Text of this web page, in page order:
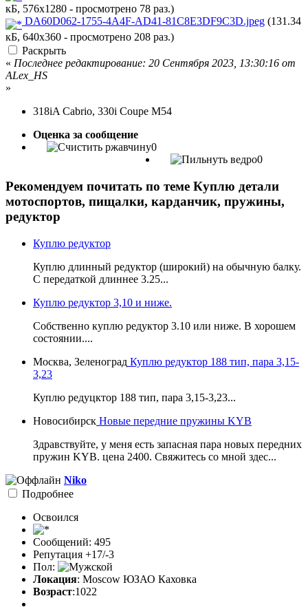
кБ, 576x1280 - просмотрено 78 раз.)
DA60D062-1755-4A4F-AD41-81C8E3DF9C3D.jpeg (131.34
кБ, 640x360 - просмотрено 208 раз.)
Раскрыть
« Последнее редактирование: 20 Сентября 2023, 13:30:16 от
ALex_HS
»
318iA Cabrio, 330i Coupe M54
Оценка за сообщение
0
0
Рекомендуем почитать по теме Куплю детали
мотоспортов, пищалки, карданчик, пружины,
редуктор
Куплю редуктор
Куплю длинный редуктор (широкий) на обычную балку.
С передаткой длиннее 3.25...
Куплю редуктор 3,10 и ниже.
Собственно куплю редуктор 3.10 или ниже. В хорошем
состоянии....
Москва, Зеленоград Куплю редуктор 188 тип, пара 3,15-
3,23
Куплю редуцктор 188 тип, пара 3,15-3,23...
Новосибирск Новые передние пружины KYB
Здравствуйте, у меня есть запасная пара новых передних
пружин KYB. цена 2400. Свяжитесь со мной здес...
Niko
Подробнее
Освоился
Сообщений: 495
Репутация +17/-3
Пол:
Локация: Moscow ЮЗАО Каховка
Возраст:1022